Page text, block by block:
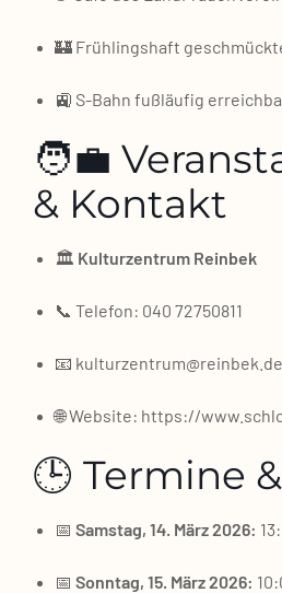
🏰 Früh­lings­haft
🚉 S‑Bahn fuß­läu­fig
🧑‍💼
& Kontakt
🏛️ Kul­tur­zen­trum Rein­bek
📞 Tele­fon: 040 72750811
📧 kulturzentrum@reinbek.de
🌐 Web­site: https://
🕒 Termine
📅 Sams­tag, 14. März 2026:
📅 Sonn­tag, 15. März 2026: